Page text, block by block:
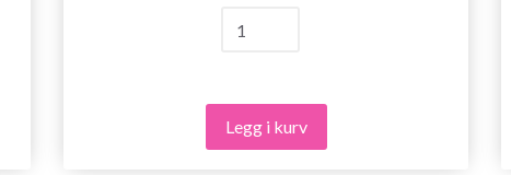
Legg i kurv